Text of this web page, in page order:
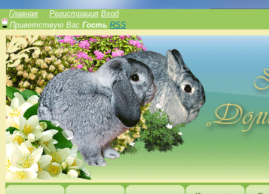
Главная
Регистрация Вход
Приветствую Вас Гость RSS